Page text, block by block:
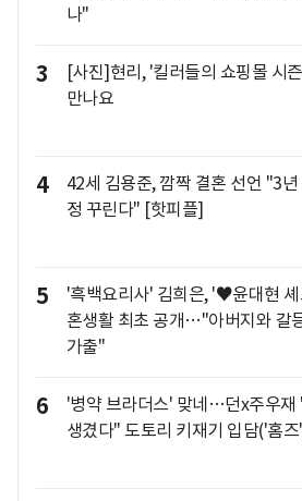
나"
3
[사진]현리, '킬러들의 쇼핑몰 시
만나요
4
42세 김용준, 깜짝 결혼 선언 "3년
정 꾸린다" [핫피플]
5
'흑백요리사' 김희은, '♥윤대현 셰
혼생활 최초 공개…"아버지와 갈
가출"
6
'병약 브라더스' 맞네…던x주우재
생겼다" 도토리 키재기 입담('홈